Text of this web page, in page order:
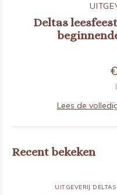
Deltas
Lees de
Recent bekeken
UITGEVERIJ DELTAS